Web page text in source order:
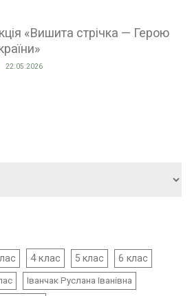
«Вишита стрічка — Герою
22.05.2026
4 клас 5 клас 6 клас
Іванчак Руслана Іванівна